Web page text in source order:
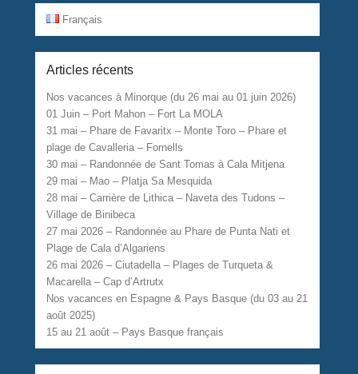
Français
Articles récents
Nos vacances à Minorque (du 26 mai au 01 juin 2026)
01 Juin – Port Mahon – Fort La MOLA
31 mai – Phare de Favaritx – Monte Toro – Phare et
plage de Cavalleria – Fornells
30 mai – Randonnée de Sant Tomas à Cala Mitjena
29 mai – Mao – Platja Sa Mesquida
28 mai – Carrière de Lithica – Naveta des Tudons –
Village de Binibeca
27 mai 2026 – Randonnée au Phare de Punta Nati et
Plage de Cala d’Algariens
26 mai 2026 – Ciutadella – Plages de Turqueta &
Macarella – Cap d’Artrutx
Nos vacances en Espagne & Pays Basque (du 03 au 21
août 2025)
15 au 21 août – Pays Basque français